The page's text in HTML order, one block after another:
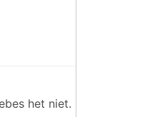
het niet.